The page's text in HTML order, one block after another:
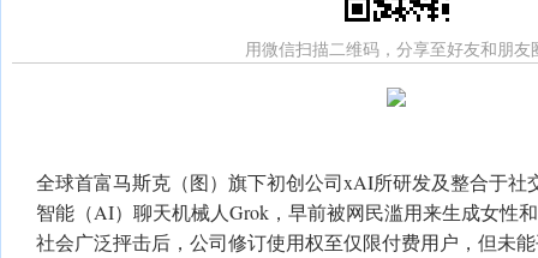
用微信扫描二维码，分享至好友和朋友
全球首富马斯克（图）旗下初创公司xAI所研发及整合于社
智能（AI）聊天机械人Grok，早前被网民滥用来生成女性
社会广泛抨击后，公司修订使用权至仅限付费用户，但未